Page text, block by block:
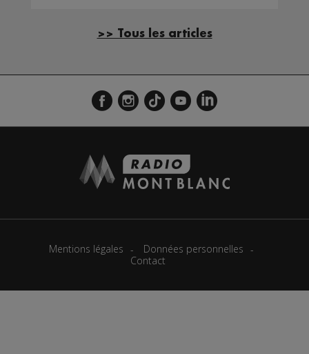
>> Tous les articles
Mentions légales
Données personnelles
Contact